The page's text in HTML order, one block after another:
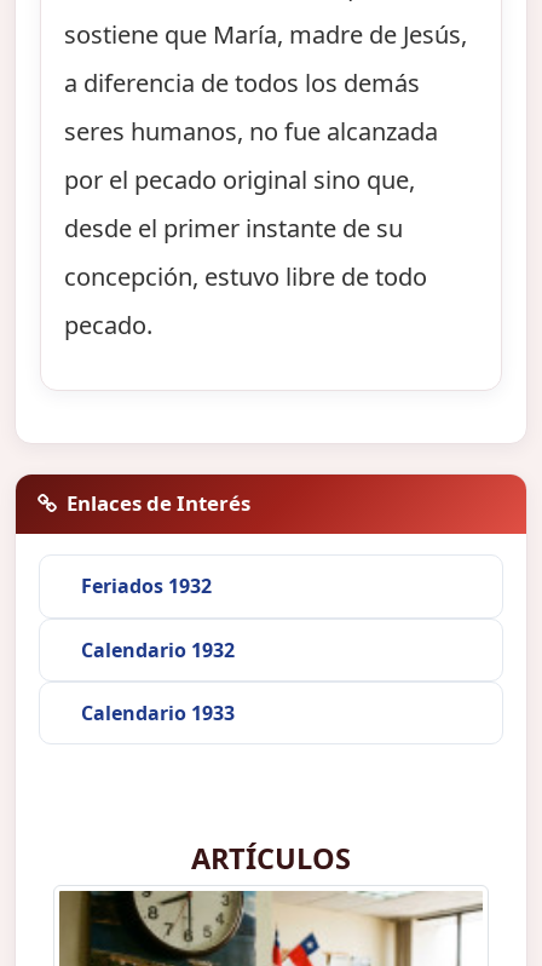
sostiene que María, madre de Jesús,
a diferencia de todos los demás
seres humanos, no fue alcanzada
por el pecado original sino que,
desde el primer instante de su
concepción, estuvo libre de todo
pecado.
Enlaces de Interés
Feriados 1932
Calendario 1932
Calendario 1933
ARTÍCULOS